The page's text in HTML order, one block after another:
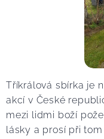
Tříkrálová sbírka je
akcí v České
mezi lidmi boží
lásky a prosí při